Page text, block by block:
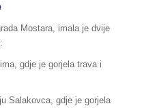
Mostara, imala je dvije
gdje je gorjela trava i
Salakovca, gdje je gorjela